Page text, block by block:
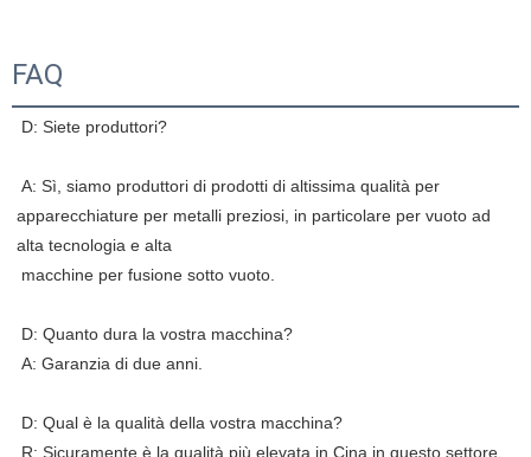
FAQ
D: Siete produttori?
apparecchiature per metalli preziosi, in particolare per vuoto ad
alta tecnologia e alta
macchine per fusione sotto vuoto.
D: Quanto dura la vostra macchina?
A: Garanzia di due anni.
D: Qual è la qualità della vostra macchina?
R: Sicuramente è la qualità più elevata in Cina in questo settore.